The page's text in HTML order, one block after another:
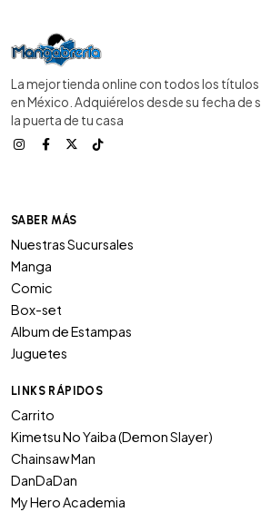
La mejor tienda online con todos los
en México. Adquiérelos desde su fecha de
la puerta de tu casa
SABER MÁS
Nuestras Sucursales
Manga
Comic
Box-set
Album de Estampas
Juguetes
LINKS RÁPIDOS
Carrito
Kimetsu No Yaiba (Demon Slayer)
Chainsaw Man
DanDaDan
My Hero Academia